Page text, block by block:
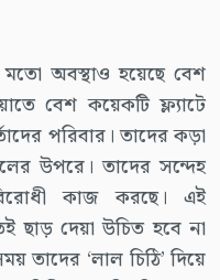
অবস্থাও হয়েছে বেশ
বেশ কয়েকটি ফ্ল্যাটে
পরিবার। তাদের কড়া
উপরে। তাদের সন্দেহ
কাজ করছে। এই
দেয়া উচিত হবে না
তাদের ‘লাল চিঠি’ দিয়ে